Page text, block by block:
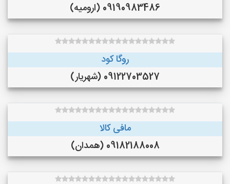
09190983486 (ارومیه)
روگا کود
09122703527 (شهریار)
مافی کالا
09182188008 (همدان)